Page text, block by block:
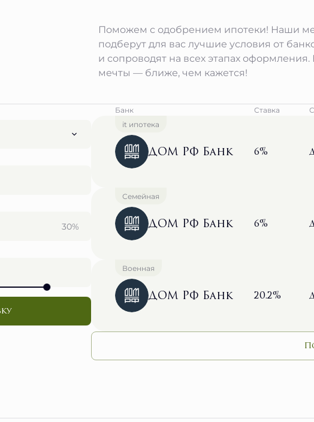
Поможем с одобрением ипотеки! Наши
подберут для вас лучшие условия от
и сопроводят на всех этапах
мечты — ближе, чем кажется!
30%
Банк Ставка
it ипотека
ДОМ РФ Банк 6%
Семейная
ДОМ РФ Банк 6%
Военная
ДОМ РФ Банк 20.2%